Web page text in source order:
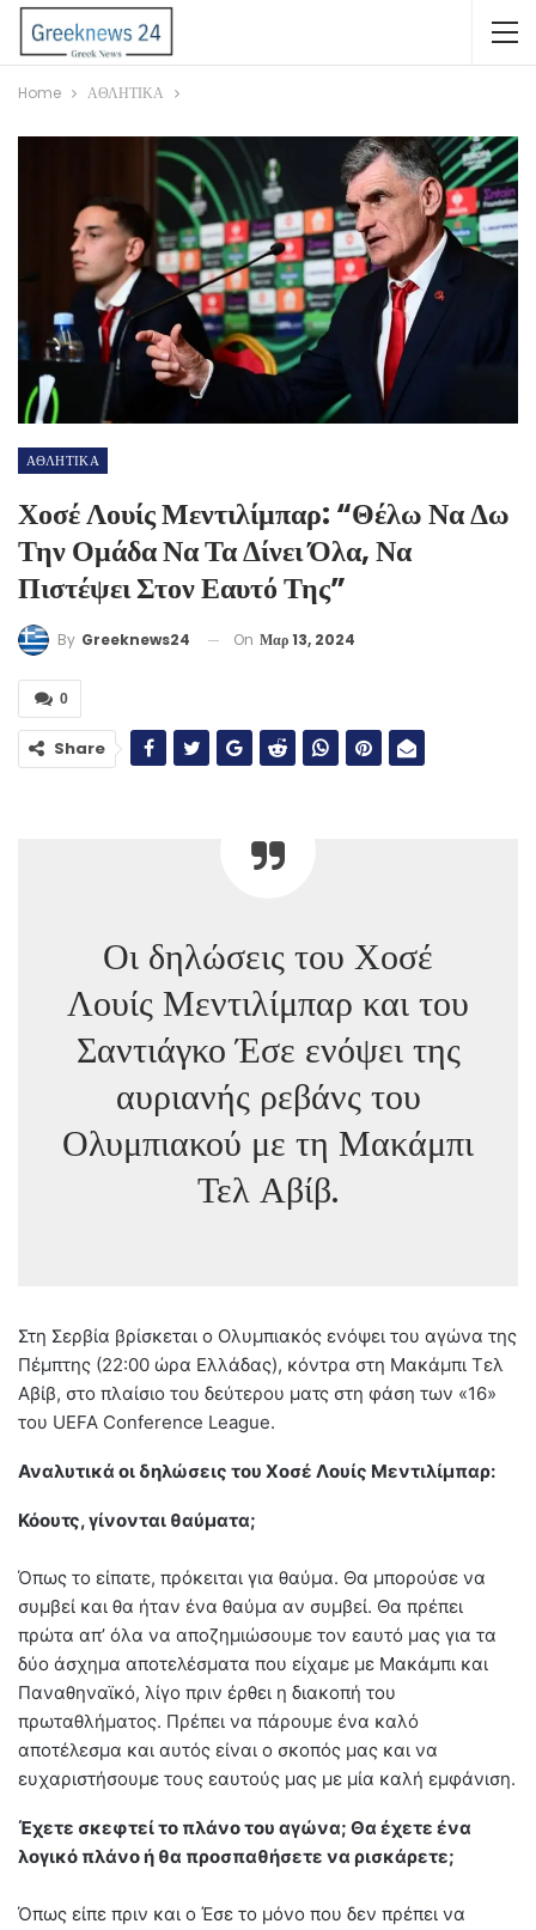
Home ΑΘΛΗΤΙΚΑ
ΑΘΛΗΤΙΚΑ
Χοσέ Λουίς Μεντιλίμπαρ: “Θέλω Να Δω
Την Ομάδα Να Τα Δίνει Όλα, Να
Πιστέψει Στον Εαυτό Της”
By Greeknews24 On Μαρ 13, 2024
0
Share
Οι δηλώσεις του Χοσέ
Λουίς Μεντιλίμπαρ και του
Σαντιάγκο Έσε ενόψει της
αυριανής ρεβάνς του
Ολυμπιακού με τη Μακάμπι
Τελ Αβίβ.
Στη Σερβία βρίσκεται ο Ολυμπιακός ενόψει του αγώνα της
Πέμπτης (22:00 ώρα Ελλάδας), κόντρα στη Μακάμπι Τελ
Αβίβ, στο πλαίσιο του δεύτερου ματς στη φάση των «16»
του UEFA Conference League.
Αναλυτικά οι δηλώσεις του Χοσέ Λουίς Μεντιλίμπαρ:
Κόουτς, γίνονται θαύματα;
Όπως το είπατε, πρόκειται για θαύμα. Θα μπορούσε να
συμβεί και θα ήταν ένα θαύμα αν συμβεί. Θα πρέπει
πρώτα απ’ όλα να αποζημιώσουμε τον εαυτό μας για τα
δύο άσχημα αποτελέσματα που είχαμε με Μακάμπι και
Παναθηναϊκό, λίγο πριν έρθει η διακοπή του
πρωταθλήματος. Πρέπει να πάρουμε ένα καλό
αποτέλεσμα και αυτός είναι ο σκοπός μας και να
ευχαριστήσουμε τους εαυτούς μας με μία καλή εμφάνιση.
Έχετε σκεφτεί το πλάνο του αγώνα; Θα έχετε ένα
λογικό πλάνο ή θα προσπαθήσετε να ρισκάρετε;
Όπως είπε πριν και ο Έσε το μόνο που δεν πρέπει να